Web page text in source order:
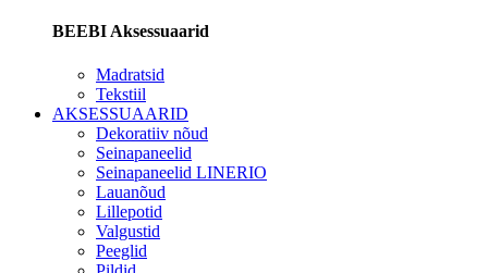
BEEBI Aksessuaarid
Madratsid
Tekstiil
AKSESSUAARID
Dekoratiiv nõud
Seinapaneelid
Seinapaneelid LINERIO
Lauanõud
Lillepotid
Valgustid
Peeglid